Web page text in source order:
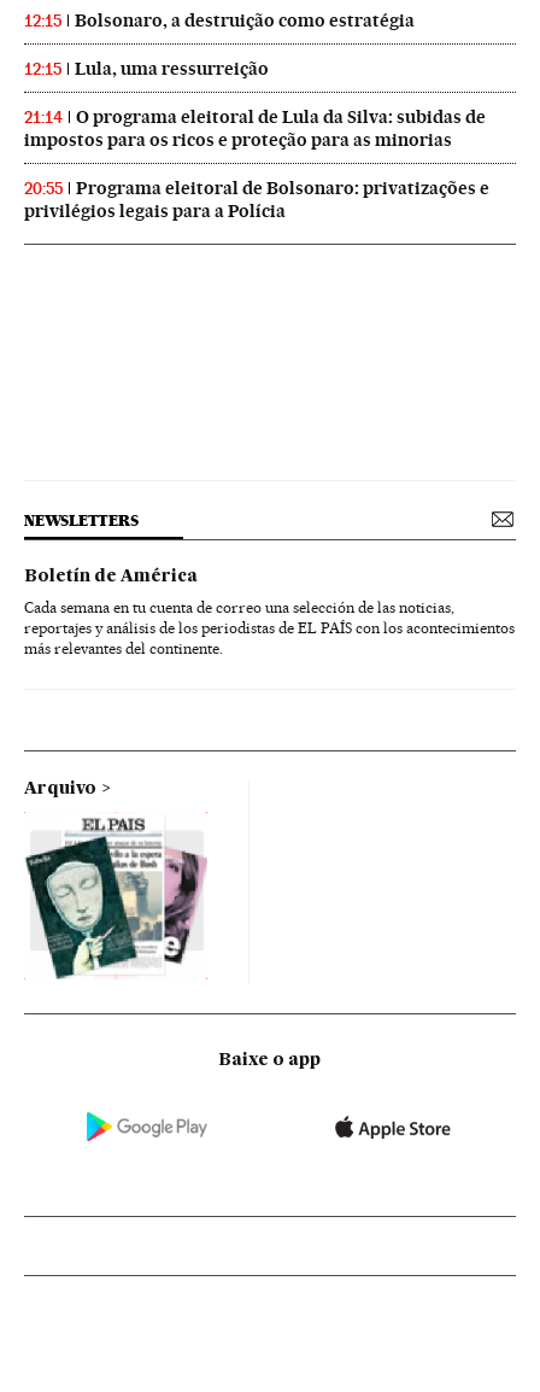
12:15 Bolsonaro, a destruição como estratégia
12:15 Lula, uma ressurreição
21:14
O programa eleitoral de Lula da Silva: subidas de
impostos para os ricos e proteção para as minorias
20:55
Programa eleitoral de Bolsonaro: privatizações e
privilégios legais para a Polícia
NEWSLETTERS
Boletín de América
Cada semana en tu cuenta de correo una selección de las noticias,
reportajes y análisis de los periodistas de EL PAÍS con los acontecimientos
más relevantes del continente.
Arquivo
Baixe o app